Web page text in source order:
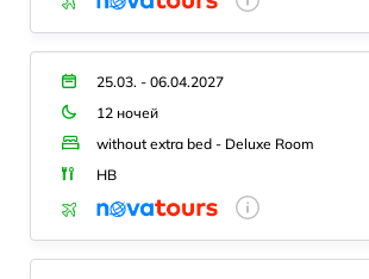
25.03. - 06.04.2027
12 ночей
without extra bed - Deluxe Room
HB